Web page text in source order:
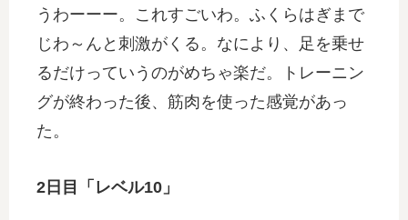
うわーーー。これすごいわ。ふくらはぎまで
じわ～んと刺激がくる。なにより、足を乗せ
るだけっていうのがめちゃ楽だ。トレーニン
グが終わった後、筋肉を使った感覚があっ
た。
2日目「レベル10」